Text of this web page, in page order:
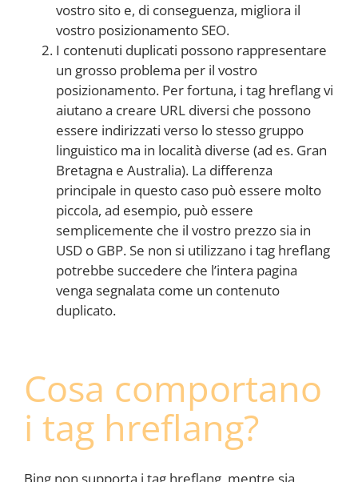
vostro sito e, di conseguenza, migliora il
vostro posizionamento SEO.
I contenuti duplicati possono rappresentare
un grosso problema per il vostro
posizionamento. Per fortuna, i tag hreflang vi
aiutano a creare URL diversi che possono
essere indirizzati verso lo stesso gruppo
linguistico ma in località diverse (ad es. Gran
Bretagna e Australia). La differenza
principale in questo caso può essere molto
piccola, ad esempio, può essere
semplicemente che il vostro prezzo sia in
USD o GBP. Se non si utilizzano i tag hreflang
potrebbe succedere che l’intera pagina
venga segnalata come un contenuto
duplicato.
Cosa comportano
i tag hreflang?
Bing non supporta i tag hreflang, mentre sia